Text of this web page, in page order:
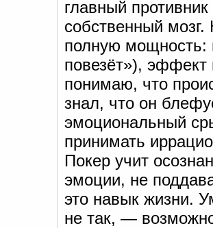
главный
собственный
полную мощность:
повезёт»), эффект
понимаю, что
знал, что он
эмоциональный
принимать
Покер учит
эмоции, не
это навык жизни.
не так, —